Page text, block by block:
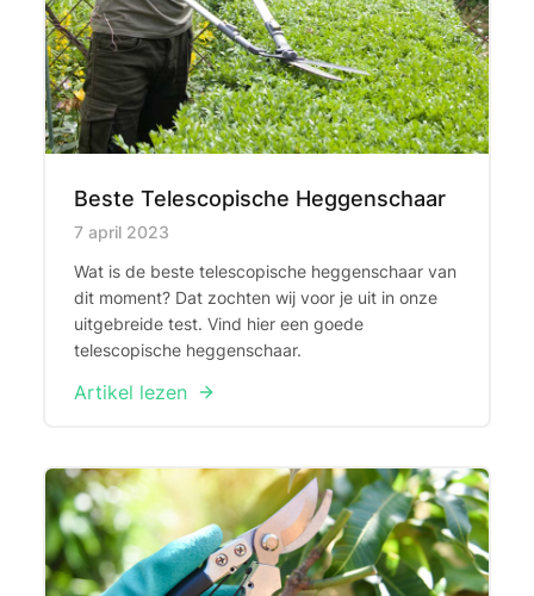
Beste Telescopische Heggenschaar
Published on
7 april 2023
Wat is de beste telescopische heggenschaar van
dit moment? Dat zochten wij voor je uit in onze
uitgebreide test. Vind hier een goede
telescopische heggenschaar.
Artikel lezen